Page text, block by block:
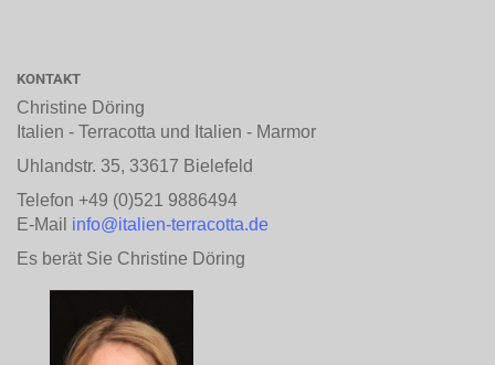
KONTAKT
Christine Döring
Italien - Terracotta und Italien - Marmor
Uhlandstr. 35, 33617 Bielefeld
Telefon +49 (0)521 9886494
E-Mail info@italien-terracotta.de
Es berät Sie Christine Döring